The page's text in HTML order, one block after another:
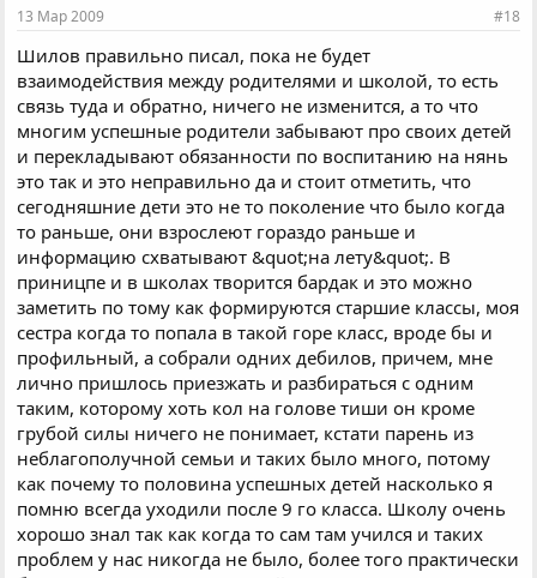
13 Мар 2009 #18
Шилов правильно писал, пока не будет
взаимодействия между родителями и школой, то есть
связь туда и обратно, ничего не изменится, а то что
многим успешные родители забывают про своих детей
и перекладывают обязанности по воспитанию на нянь
это так и это неправильно да и стоит отметить, что
сегодняшние дети это не то поколение что было когда
то раньше, они взрослеют гораздо раньше и
информацию схватывают &quot;на лету&quot;. В
приницпе и в школах творится бардак и это можно
заметить по тому как формируются старшие классы, моя
сестра когда то попала в такой горе класс, вроде бы и
профильный, а собрали одних дебилов, причем, мне
лично пришлось приезжать и разбираться с одним
таким, которому хоть кол на голове тиши он кроме
грубой силы ничего не понимает, кстати парень из
неблагополучной семьи и таких было много, потому
как почему то половина успешных детей насколько я
помню всегда уходили после 9 го класса. Школу очень
хорошо знал так как когда то сам там учился и таких
проблем у нас никогда не было, более того практически